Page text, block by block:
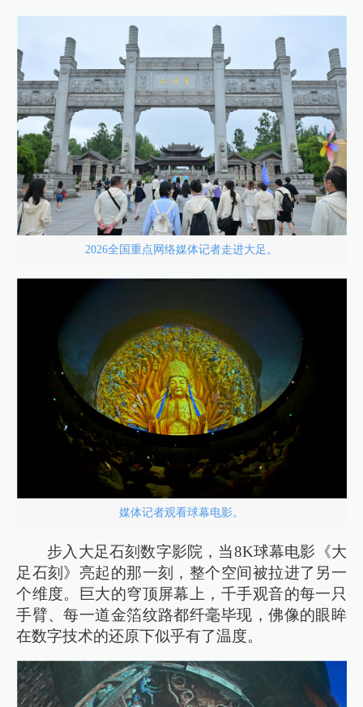
2026全国重点网络媒体记者走进大足。
媒体记者观看球幕电影。
步入大足石刻数字影院，当8K球幕电影《大
足石刻》亮起的那一刻，整个空间被拉进了另一
个维度。巨大的穹顶屏幕上，千手观音的每一只
手臂、每一道金箔纹路都纤毫毕现，佛像的眼眸
在数字技术的还原下似乎有了温度。